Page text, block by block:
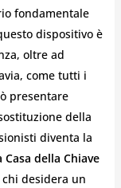
fondamentale
dispositivo è
oltre ad
come tutti i
presentare
della
diventa la
Casa della Chiave
desidera un